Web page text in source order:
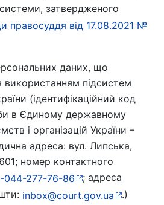
затвердженого
правосуддя від 17.08.2021 №
даних, що
використанням підсистем
(ідентифікаційний код
в Єдиному державному
і організацій України –
адреса: вул. Липська,
номер контактного
044-277-76-86
; адреса
inbox@court.gov.ua
.)